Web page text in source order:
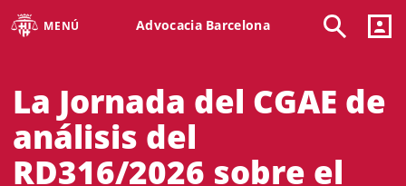
MENÚ Advocacia Barcelona
La Jornada del CGAE de
análisis del
RD316/2026 sobre el